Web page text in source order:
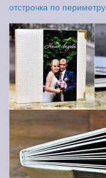
отстрочка по периметру